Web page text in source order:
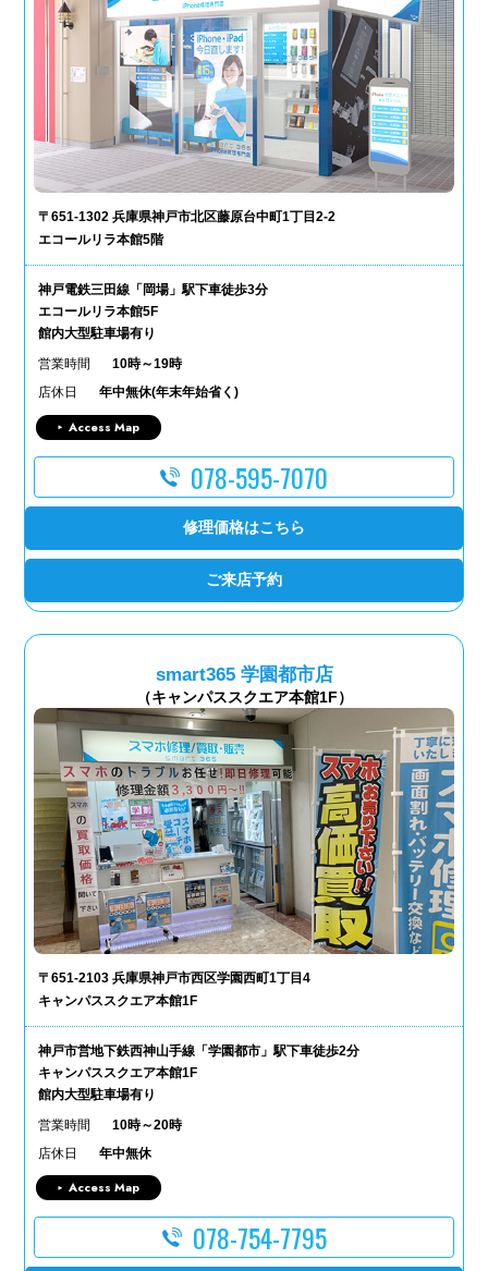
〒651-1302 兵庫県神戸市北区藤原台中町1丁目2-2
エコールリラ本館5階
神戸電鉄三田線「岡場」駅下車徒歩3分
エコールリラ本館5F
館内大型駐車場有り
営業時間
10時～19時
店休日
年中無休(年末年始省く)
Access Map
078-595-7070
修理価格はこちら
ご来店予約
smart365 学園都市店
（キャンパススクエア本館1F）
〒651-2103 兵庫県神戸市西区学園西町1丁目4
キャンパススクエア本館1F
神戸市営地下鉄西神山手線「学園都市」駅下車徒歩2分
キャンパススクエア本館1F
館内大型駐車場有り
営業時間
10時～20時
店休日
年中無休
Access Map
078-754-7795